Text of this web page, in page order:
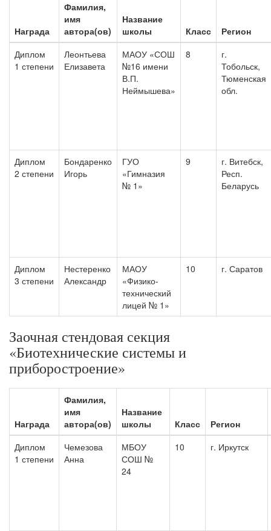
Награда
Фамилия,
имя
автора(ов)
Название
школы
Класс
Регион
Диплом
1 степени
Леонтьева
Елизавета
МАОУ «СОШ
№16 имени
В.П.
Неймышева»
8
г.
Тобольск,
Тюменская
обл.
Диплом
2 степени
Бондаренко
Игорь
ГУО
«Гимназия
№ 1»
9
г. Витебск,
Респ.
Беларусь
Диплом
3 степени
Нестеренко
Александр
МАОУ
«Физико-
технический
лицей № 1»
10 г. Саратов
Заочная стендовая секция
«Биотехнические системы и
приборостроение»
Награда
Фамилия,
имя
автора(ов)
Название
школы
Класс
Регион
Диплом
1 степени
Чемезова
Анна
МБОУ
СОШ №
24
10 г. Иркутск